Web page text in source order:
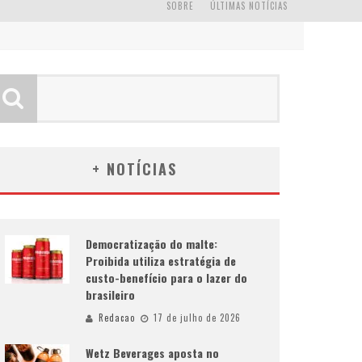
ÚLTIMAS NOTÍCIAS
SOBRE
+ NOTÍCIAS
Democratização do malte:
Proibida utiliza estratégia de
custo-benefício para o lazer do
brasileiro
Redacao 17 de julho de 2026
Wetz Beverages aposta no